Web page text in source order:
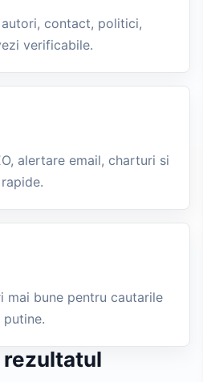
contact, politici,
verificabile.
alertare email, charturi si
mai bune pentru cautarile